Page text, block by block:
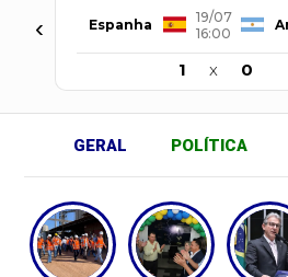
‹ Espanha
19/07
16:00
1 x 0
GERAL POLÍTICA